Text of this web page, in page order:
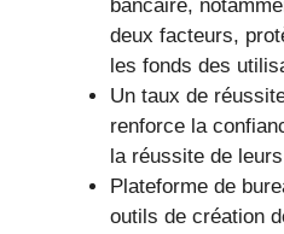
bancaire,
deux facteurs,
les fonds des
Un taux de
renforce la
la réussite de
Plateforme de
outils de création